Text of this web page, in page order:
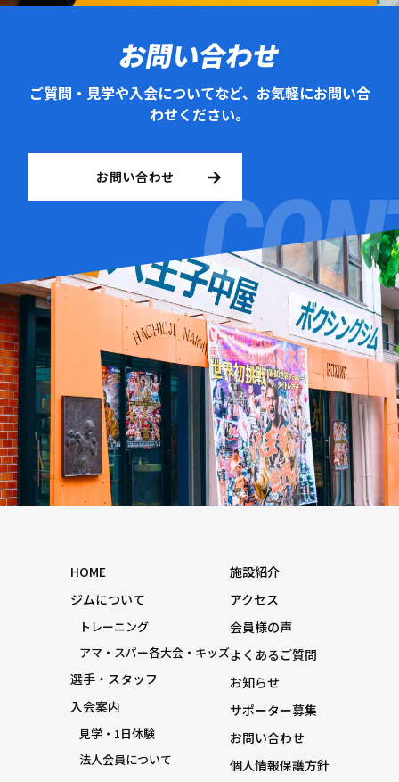
お問い合わせ
ご質問・見学や入会についてなど、お気軽にお問い合
わせください。
お問い合わせ
HOME
ジムについて
トレーニング
アマ・スパー各大会・キッズ
選手・スタッフ
入会案内
見学・1日体験
法人会員について
施設紹介
アクセス
会員様の声
よくあるご質問
お知らせ
サポーター募集
お問い合わせ
個人情報保護方針